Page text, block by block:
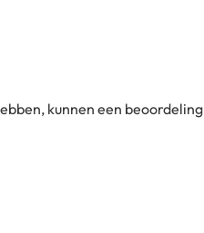
kunnen een beoordeling